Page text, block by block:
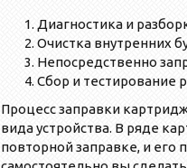
Диагностика и
Очистка внутренних
Непосредственно
Сбор и тестирование
Процесс заправки
вида устройства. В ряде
повторной заправке, и его